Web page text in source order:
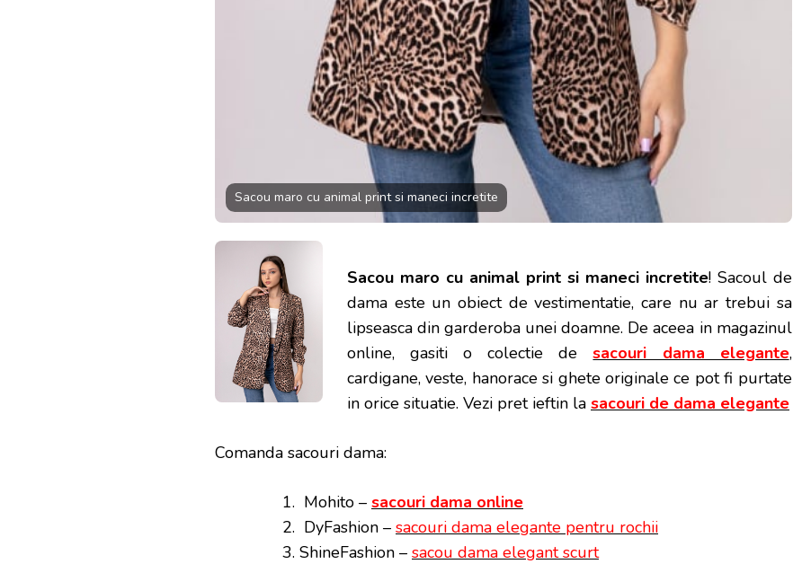
Sacou maro cu animal print si maneci incretite
Sacou maro cu animal print si maneci incretite! Sacoul de
dama este un obiect de vestimentatie, care nu ar trebui sa
lipseasca din garderoba unei doamne. De aceea in magazinul
online, gasiti o colectie desacouri dama elegante,
cardigane, veste, hanorace si ghete originale ce pot fi purtate
in orice situatie. Vezi pret ieftin la sacouri de dama elegante
Comanda sacouri dama:
Mohito – sacouri dama online
DyFashion – sacouri dama elegante pentru rochii
ShineFashion – sacou dama elegant scurt